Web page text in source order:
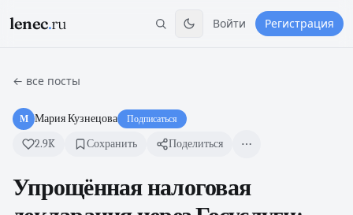
lenec.ru Войти Регистрация
← все посты
М Мария Кузнецова Подписаться
2.9K Сохранить Поделиться
Упрощённая налоговая